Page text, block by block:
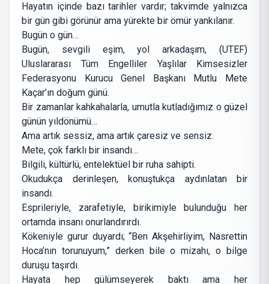
Hayatın içinde bazı tarihler vardır; takvimde yalnızca
bir gün gibi görünür ama yürekte bir ömür yankılanır.
Bugün o gün…
Bugün, sevgili eşim, yol arkadaşım, (UTEF)
Uluslararası Tüm Engelliler Yaşlılar Kimsesizler
Federasyonu Kurucu Genel Başkanı Mutlu Mete
Kaçar’ın doğum günü.
Bir zamanlar kahkahalarla, umutla kutladığımız o güzel
günün yıldönümü…
Ama artık sessiz, ama artık çaresiz ve sensiz.
Mete, çok farklı bir insandı…
Bilgili, kültürlü, entelektüel bir ruha sahipti.
Okudukça derinleşen, konuştukça aydınlatan bir
insandı.
Esprileriyle, zarafetiyle, birikimiyle bulunduğu her
ortamda insanı onurlandırırdı.
Kökeniyle gurur duyardı; “Ben Akşehirliyim, Nasrettin
Hoca’nın torunuyum,” derken bile o mizahı, o bilge
duruşu taşırdı.
Hayata hep gülümseyerek baktı ama her